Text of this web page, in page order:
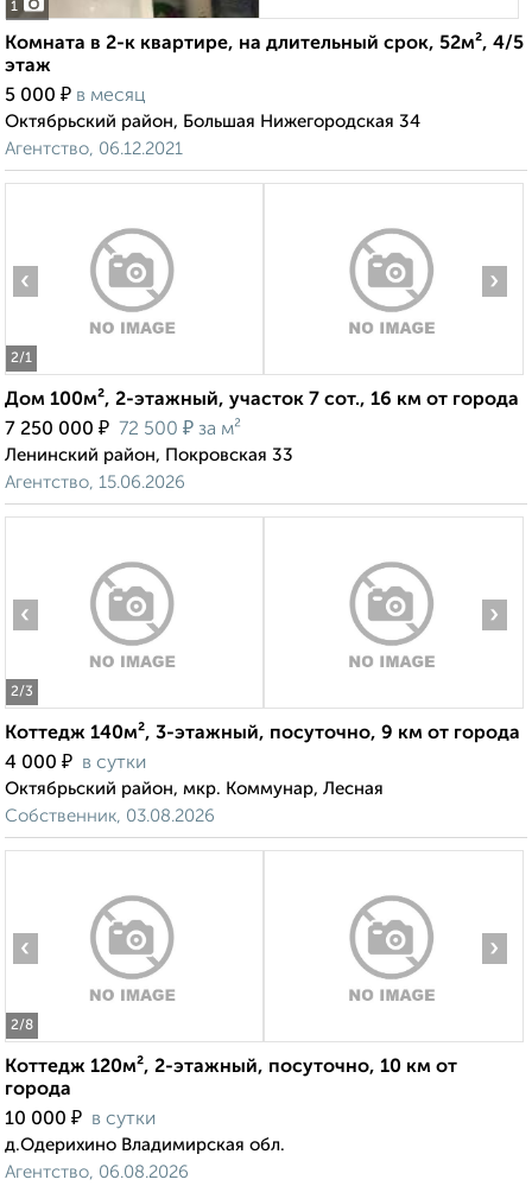
1
Комната в 2-к квартире, на длительный срок, 52м², 4/5
этаж
5 000 ₽ в месяц
Октябрьский район, Большая Нижегородская 34
Агентство, 06.12.2021
2/1
‹ ›
Дом 100м², 2-этажный, участок 7 сот., 16 км от города
7 250 000 ₽ 72 500 ₽ за м²
Ленинский район, Покровская 33
Агентство, 15.06.2026
2/3
‹ ›
Коттедж 140м², 3-этажный, посуточно, 9 км от города
4 000 ₽ в сутки
Октябрьский район, мкр. Коммунар, Лесная
Собственник, 03.08.2026
2/8
‹ ›
Коттедж 120м², 2-этажный, посуточно, 10 км от
города
10 000 ₽ в сутки
д.Одерихино Владимирская обл.
Агентство, 06.08.2026